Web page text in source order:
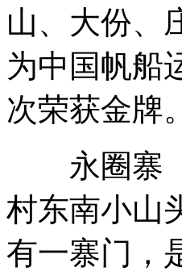
山、大份、
为中国帆船
次荣获金牌
永圈寨 宋
村东南小山
有一寨门，